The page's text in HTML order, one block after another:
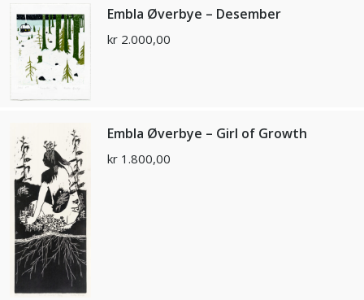
Embla Øverbye – Desember
kr 2.000,00
Embla Øverbye – Girl of Growth
kr 1.800,00